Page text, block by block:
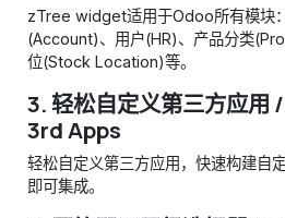
zTree widget适用于Odoo所有模块
(Account)、用户(HR)、产品分类
位(Stock Location)等。
3.轻松自定义第三方应
3rd Apps
轻松自定义第三方应用，快速构建自
即可集成。